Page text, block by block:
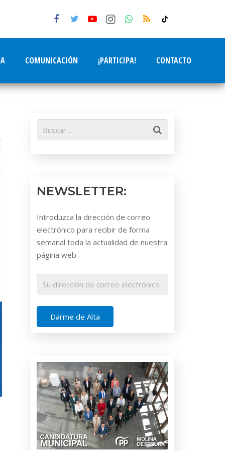
tiktok
COMUNICACIÓN ¡PARTICIPA! CONTACTO
NEWSLETTER:
Introduzca la dirección de correo
electrónico para recibir de forma
semanal toda la actualidad de nuestra
página web: